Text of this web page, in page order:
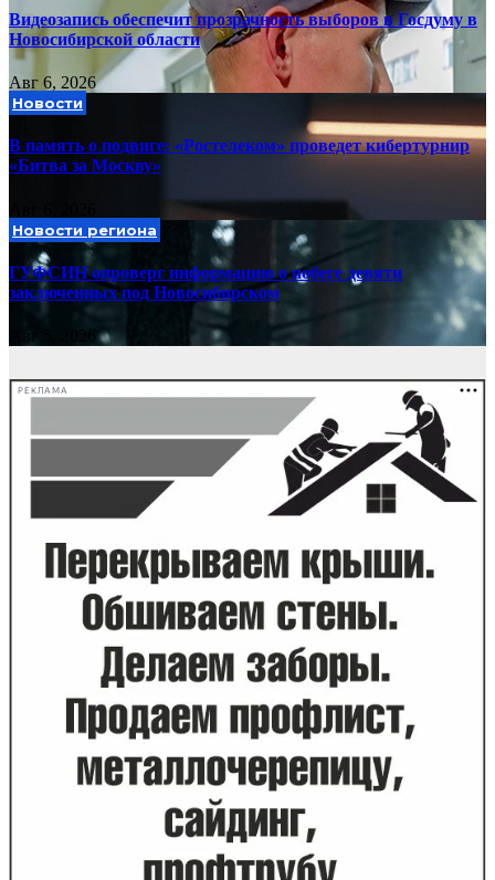
Видеозапись обеспечит прозрачность выборов в Госдуму в
Новосибирской области
Авг 6, 2026
Новости
В память о подвиге: «Ростелеком» проведет кибертурнир
«Битва за Москву»
Новости региона
ГУФСИН опроверг информацию о побеге девяти
заключенных под Новосибирском
РЕКЛАМА